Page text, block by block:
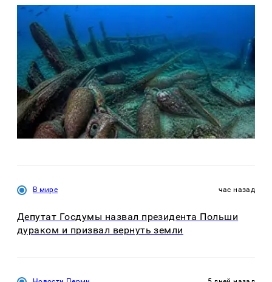
В мире час назад
Депутат Госдумы назвал президента Польши
дураком и призвал вернуть земли